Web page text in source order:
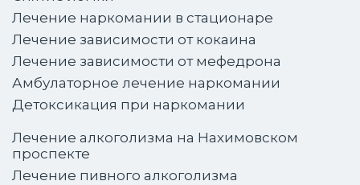
Лечение наркомании в стационаре
Лечение зависимости от кокаина
Лечение зависимости от мефедрона
Амбулаторное лечение наркомании
Детоксикация при наркомании
Лечение алкоголизма на Нахимовском
проспекте
Лечение пивного алкоголизма